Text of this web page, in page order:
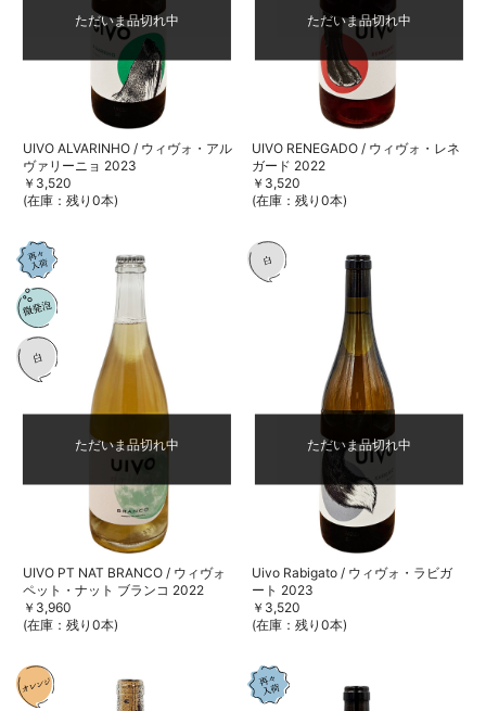
ただいま品切れ中
UIVO ALVARINHO / ウィヴォ・アル
ヴァリーニョ 2023
￥3,520
(在庫：残り0本)
ただいま品切れ中
UIVO RENEGADO / ウィヴォ・レネ
ガード 2022
￥3,520
(在庫：残り0本)
ただいま品切れ中
UIVO PT NAT BRANCO / ウィヴォ
ペット・ナット ブランコ 2022
￥3,960
(在庫：残り0本)
ただいま品切れ中
Uivo Rabigato / ウィヴォ・ラビガ
ート 2023
￥3,520
(在庫：残り0本)